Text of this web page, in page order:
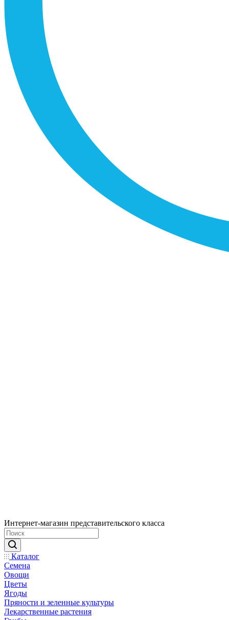
Интернет-магазин представительского класса
Каталог
Семена
Овощи
Цветы
Ягоды
Пряности и зеленные культуры
Лекарственные растения